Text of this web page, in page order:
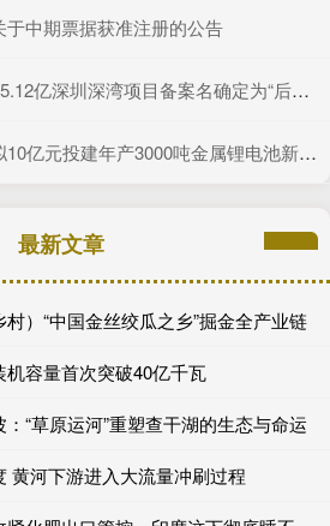
中期票据获准注册的公告
深圳深湾项目备案名确定为“后海沄玺花园”
元投建年产3000吨金属锂电池新材料项目
最新文章
）“中国金丝绞瓜之乡”掘金全产业链
容量首次突破40亿千瓦
“草原运河”重塑查干湖的生态与命运
黄河下游进入大流量冲刷过程